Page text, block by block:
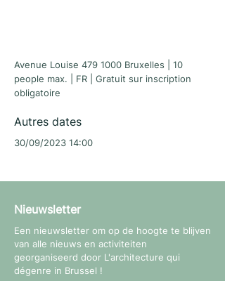
Avenue Louise 479 1000 Bruxelles | 10
people max. | FR | Gratuit sur inscription
obligatoire
Autres dates
30/09/2023 14:00
Nieuwsletter
Een nieuwsletter om op de hoogte te blijven
van alle nieuws en activiteiten
georganiseerd door L'architecture qui
dégenre in Brussel !